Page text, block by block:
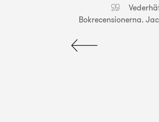
Bokrecensionerna.